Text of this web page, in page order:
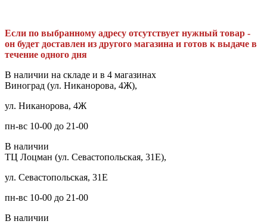
Если по выбранному адресу отсутствует нужный товар -
он будет доставлен из другого магазина и готов к выдаче в
течение одного дня
В наличии на складе и в 4 магазинах
Виноград (ул. Никанорова, 4Ж),
ул. Никанорова, 4Ж
пн-вс 10-00 до 21-00
В наличии
ТЦ Лоцман (ул. Севастопольская, 31Е),
ул. Севастопольская, 31Е
пн-вс 10-00 до 21-00
В наличии